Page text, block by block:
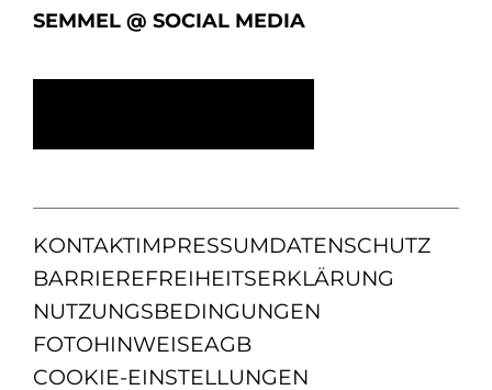
SEMMEL @ SOCIAL MEDIA
KONTAKTIMPRESSUMDATENSCHUTZ
BARRIEREFREIHEITSERKLÄRUNG
NUTZUNGSBEDINGUNGEN
FOTOHINWEISEAGB
COOKIE-EINSTELLUNGEN